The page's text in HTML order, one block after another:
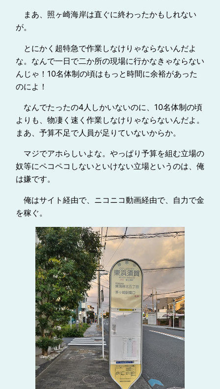
まあ、照ヶ崎海岸は直ぐに終わったかもしれない
が。
とにかく超特急で作業しなけりゃならないんだよ
な。なんで一日で二か所の現場に行かなきゃならない
んじゃ！10名体制の頃はもっと時間に余裕があった
のによ！
なんでたったの4人しかいないのに、10名体制の頃
よりも、物凄く速く作業しなけりゃならないんだよ。
まあ、予算不足で人員が足りていないからか。
マジでアホらしいよな。やっぱり予算を組む立場の
奴等にペコペコしないといけない立場というのは、俺
は嫌です。
俺はサイト経由で、ニコニコ動画経由で、自力で金
を稼ぐ。